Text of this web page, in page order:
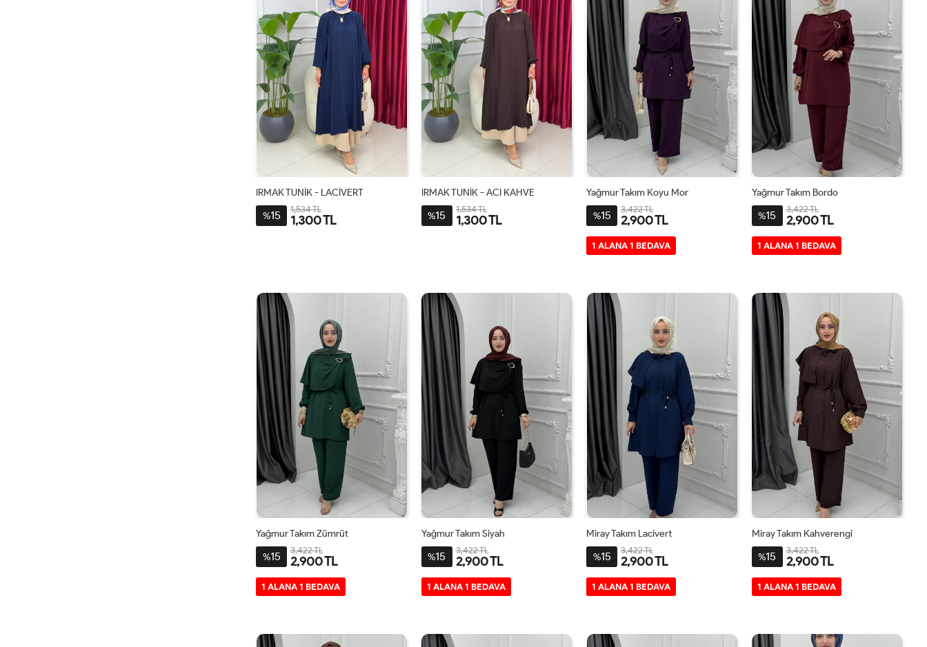
IRMAK TUNİK - LACİVERT
%15 1,534 TL
1,300 TL
IRMAK TUNİK - ACI KAHVE
%15 1,534 TL
1,300 TL
2-
4446
3-
4850
Yağmur Takım Koyu Mor
%15 3,422 TL
2,900 TL
1 ALANA 1 BEDAVA
2-
4446
3-
4850
Yağmur Takım Bordo
%15 3,422 TL
2,900 TL
1 ALANA 1 BEDAVA
2-
4446
3-
4850
Yağmur Takım Zümrüt
%15 3,422 TL
2,900 TL
1 ALANA 1 BEDAVA
2-
4446
3-
4850
Yağmur Takım Siyah
%15 3,422 TL
2,900 TL
1 ALANA 1 BEDAVA
2-
4446
3-
4850
Miray Takım Lacivert
%15 3,422 TL
2,900 TL
1 ALANA 1 BEDAVA
2-
4446
3-
4850
Miray Takım Kahverengi
%15 3,422 TL
2,900 TL
1 ALANA 1 BEDAVA